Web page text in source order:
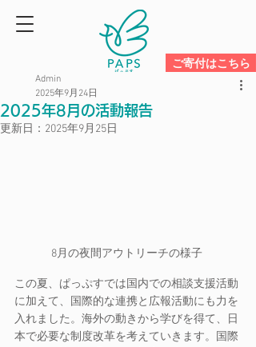
ご寄付はこちら
2025年8月の活動報告
Admin
2025年9月24日
更新日： 2025年9月25日
8月の夜間アウトリーチの様子
この夏、ぱっぷすでは国内での相談支援活動
に加えて、国際的な連携と広報活動にも力を
入れました。海外の動きから学びを得て、日
本で必要な制度改革を考えていきます。国際